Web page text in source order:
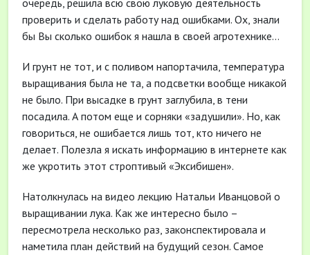
очередь, решила всю свою луковую деятельность
проверить и сделать работу над ошибками. Ох, знали
бы Вы сколько ошибок я нашла в своей агротехнике…
И грунт не тот, и с поливом напортачила, температура
выращивания была не та, а подсветки вообще никакой
не было. При высадке в грунт заглубила, в тени
посадила. А потом еще и сорняки «задушили». Но, как
говориться, не ошибается лишь тот, кто ничего не
делает. Полезла я искать информацию в интернете как
же укротить этот строптивый «Эксибишен».
Натолкнулась на видео лекцию Натальи Иванцовой о
выращивании лука. Как же интересно было –
пересмотрела несколько раз, законспектировала и
наметила план действий на будущий сезон. Самое